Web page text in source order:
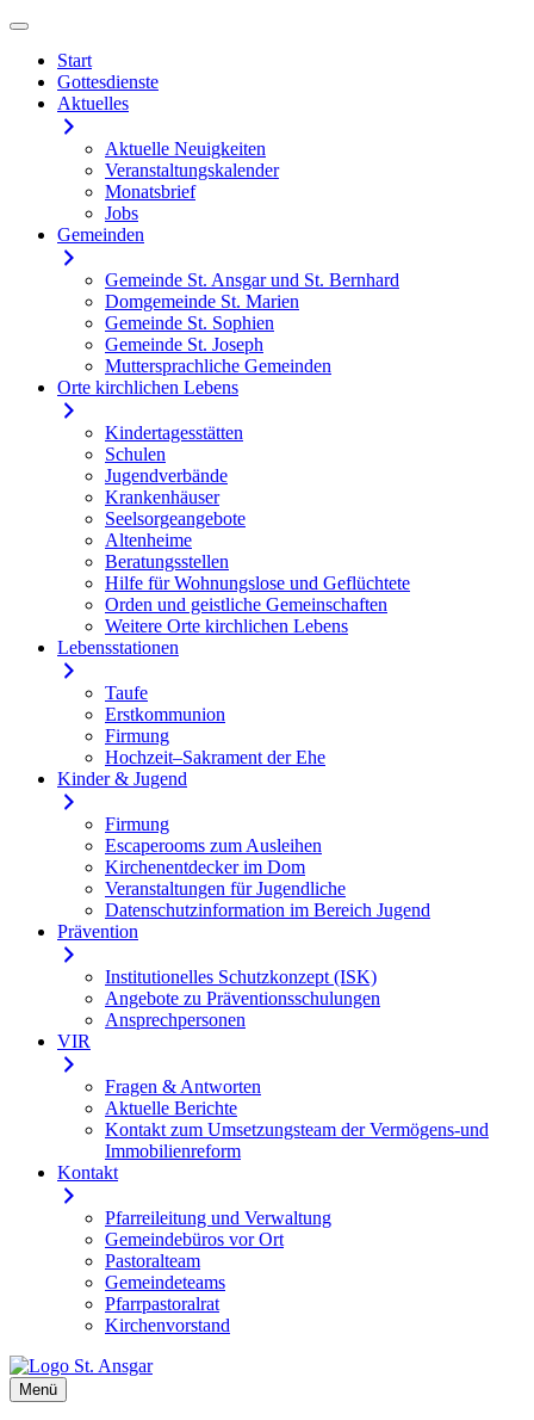
Start
Gottesdienste
Aktuelles
Aktuelle Neuigkeiten
Veranstaltungskalender
Monatsbrief
Jobs
Gemeinden
Gemeinde St. Ansgar und St. Bernhard
Domgemeinde St. Marien
Gemeinde St. Sophien
Gemeinde St. Joseph
Muttersprachliche Gemeinden
Orte kirchlichen Lebens
Kindertagesstätten
Schulen
Jugendverbände
Krankenhäuser
Seelsorgeangebote
Altenheime
Beratungsstellen
Hilfe für Wohnungslose und Geflüchtete
Orden und geistliche Gemeinschaften
Weitere Orte kirchlichen Lebens
Lebensstationen
Taufe
Erstkommunion
Firmung
Hochzeit–Sakrament der Ehe
Kinder & Jugend
Firmung
Escaperooms zum Ausleihen
Kirchenentdecker im Dom
Veranstaltungen für Jugendliche
Datenschutzinformation im Bereich Jugend
Prävention
Institutionelles Schutzkonzept (ISK)
Angebote zu Präventionsschulungen
Ansprechpersonen
VIR
Fragen & Antworten
Aktuelle Berichte
Kontakt zum Umsetzungsteam der Vermögens-und
Immobilienreform
Kontakt
Pfarreileitung und Verwaltung
Gemeindebüros vor Ort
Pastoralteam
Gemeindeteams
Pfarrpastoralrat
Kirchenvorstand
Skip
to
content
Katholische Pfarrei St. Ansgar Hamburg
Menü